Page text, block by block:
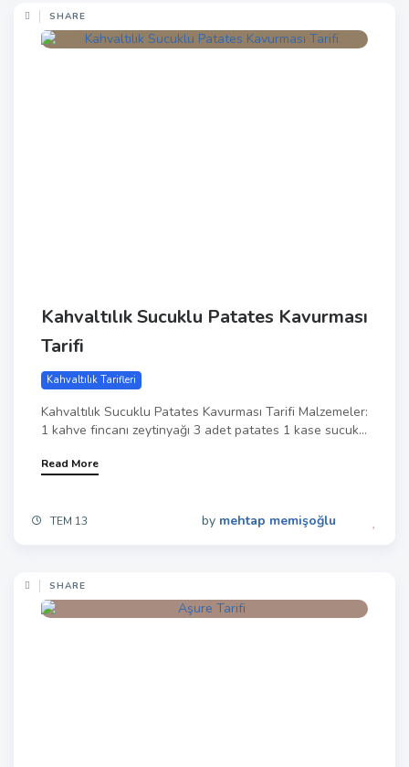
SHARE
Kahvaltılık Sucuklu Patates Kavurması
Tarifi
Kahvaltılık Tarifleri
Kahvaltılık Sucuklu Patates Kavurması Tarifi Malzemeler:
1 kahve fincanı zeytinyağı 3 adet patates 1 kase sucuk...
Read More
TEM 13 by mehtap memişoğlu
SHARE